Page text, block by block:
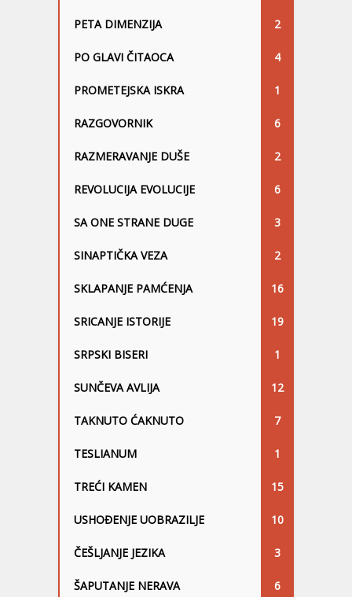
PETA DIMENZIJA 2
PO GLAVI ČITAOCA 4
PROMETEJSKA ISKRA 1
RAZGOVORNIK 6
RAZMERAVANJE DUŠE 2
REVOLUCIJA EVOLUCIJE 6
SA ONE STRANE DUGE 3
SINAPTIČKA VEZA 2
SKLAPANJE PAMĆENJA 16
SRICANJE ISTORIJE 19
SRPSKI BISERI 1
SUNČEVA AVLIJA 12
TAKNUTO ĆAKNUTO 7
TESLIANUM 1
TREĆI KAMEN 15
USHOĐENJE UOBRAZILJE 10
ČEŠLJANJE JEZIKA 3
ŠAPUTANJE NERAVA 6